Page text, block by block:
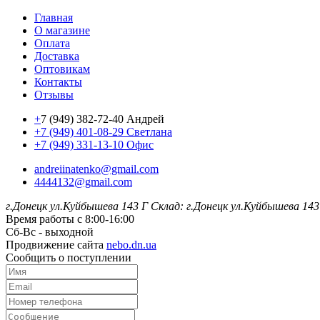
Главная
О магазине
Оплата
Доставка
Оптовикам
Контакты
Отзывы
+7 (949) 382-72-40 Андрей
+7 (949) 401-08-29 Светлана
+7 (949) 331-13-10 Офис
andreiinatenko@gmail.com
4444132@gmail.com
г.Донецк ул.Куйбышева 143 Г Склад: г.Донецк ул.Куйбышева
Время работы с 8:00-16:00
Сб-Вс - выходной
Продвижение сайта nebo.dn.ua
Сообщить о поступлении